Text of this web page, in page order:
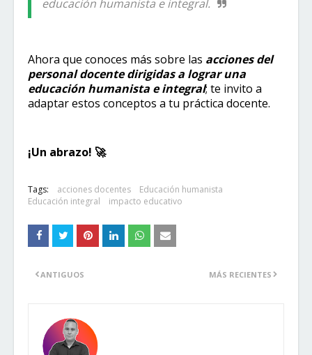
educación humanista e integral.
Ahora que conoces más sobre las acciones del
personal docente dirigidas a lograr una
educación humanista e integral; te invito a
adaptar estos conceptos a tu práctica docente.
¡Un abrazo! 🚀​
Tags: acciones docentes
Educación humanista
Educación integral
impacto educativo
MÁS RECIENTES
ANTIGUOS